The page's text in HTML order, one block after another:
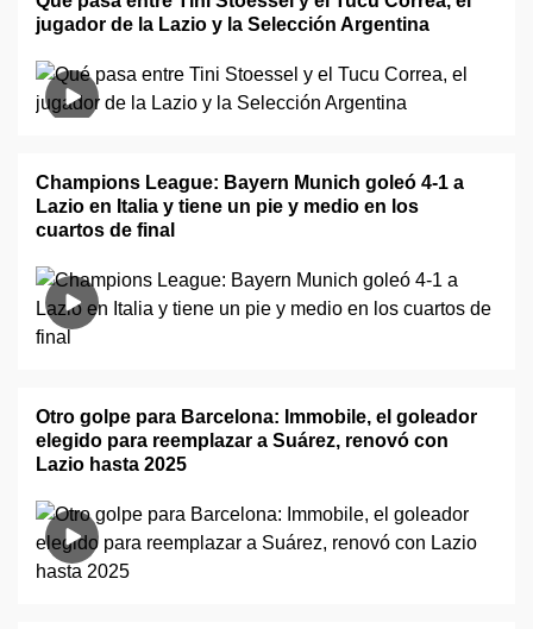
jugador de la Lazio y la Selección Argentina
Champions League: Bayern Munich goleó 4-1 a
Lazio en Italia y tiene un pie y medio en los
cuartos de final
Otro golpe para Barcelona: Immobile, el goleador
elegido para reemplazar a Suárez, renovó con
Lazio hasta 2025